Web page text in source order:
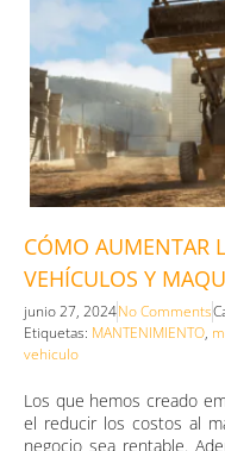
CÓMO AUMENTAR
VEHÍCULOS Y
junio 27, 2024No Comments
Etiquetas: MANTENIMIENTO,
vehiculo
Los que hemos creado
el reducir los costos al
negocio sea rentable.